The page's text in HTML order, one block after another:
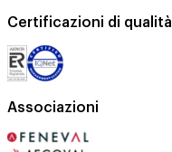
Certificazioni di qualità
Associazioni